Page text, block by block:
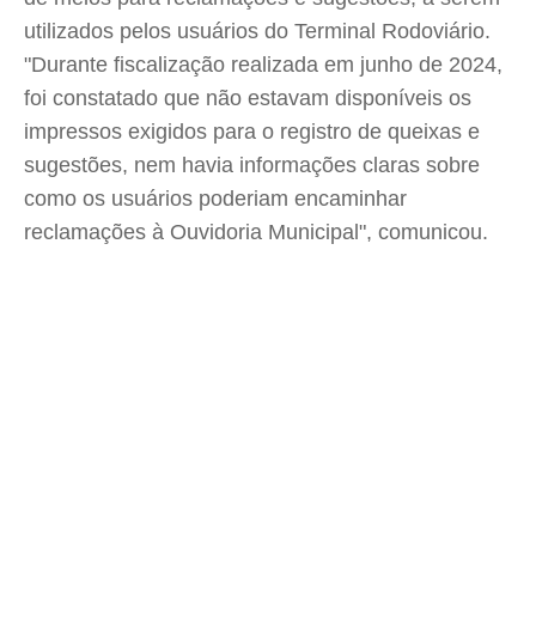
utilizados pelos usuários do Terminal Rodoviário.
"Durante fiscalização realizada em junho de 2024,
foi constatado que não estavam disponíveis os
impressos exigidos para o registro de queixas e
sugestões, nem havia informações claras sobre
como os usuários poderiam encaminhar
reclamações à Ouvidoria Municipal", comunicou.